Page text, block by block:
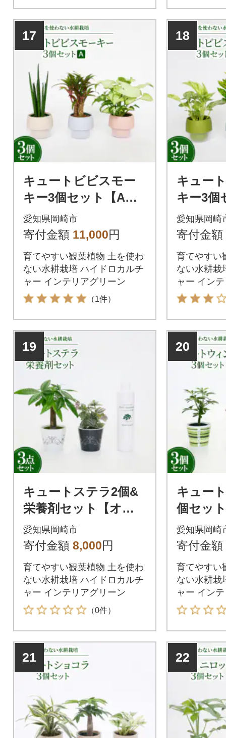
17
キュートビビスモー
キー3個セット【A】
【オススメの観葉植
物でお届け】
愛知県岡崎市
寄付金額 11,000円
育てやすい観葉植物 土を使わ
ない水耕栽培 ハイドロカルチ
ャー インテリアグリーン
（1件）
18
キュー
キー3個
【オス
物でお
愛知県岡崎
寄付金額
育てやすい
ない水耕栽
ャー イン
19
キュートステラ2個&
栄養剤セット【オス
スメの観葉植物でお
届け】
愛知県岡崎市
寄付金額 8,000円
育てやすい観葉植物 土を使わ
ない水耕栽培 ハイドロカルチ
ャー インテリアグリーン
（0件）
20
キュー
個セッ
の観葉
愛知県岡崎
寄付金額
育てやすい
ない水耕栽
ャー イン
21 22